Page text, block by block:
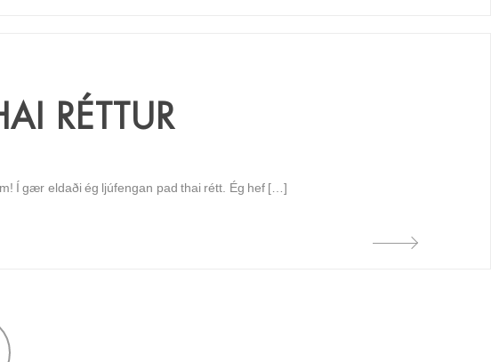
RÉTTUR
Í gær eldaði ég ljúfengan pad thai rétt. Ég hef […]